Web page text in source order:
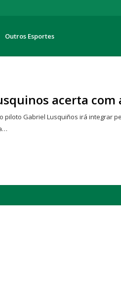
Outros Esportes
acerta com
piloto Gabriel Lusquiños irá integrar